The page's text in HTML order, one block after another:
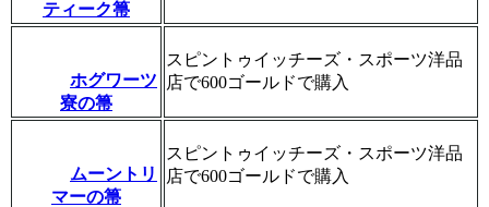
ティーク箒
ホグワーツ
寮の箒
スピントゥイッチーズ・スポーツ洋品
店で600ゴールドで購入
ムーントリ
マーの箒
スピントゥイッチーズ・スポーツ洋品
店で600ゴールドで購入